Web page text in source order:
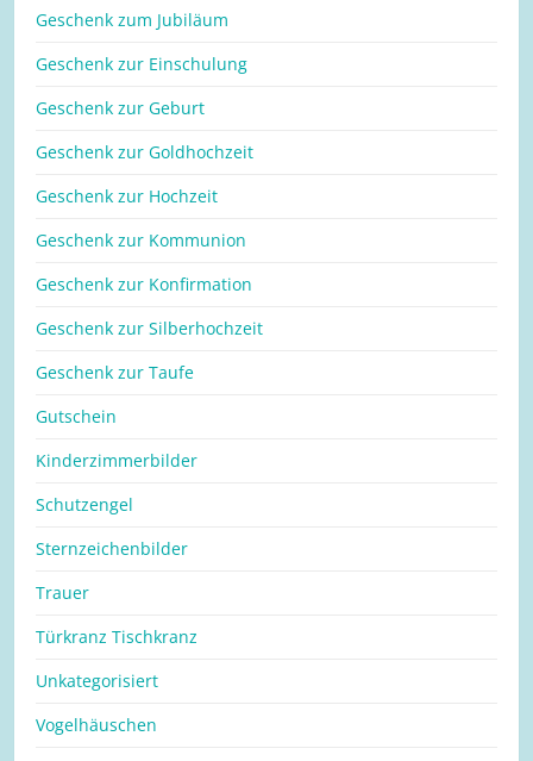
Geschenk zum Jubiläum
Geschenk zur Einschulung
Geschenk zur Geburt
Geschenk zur Goldhochzeit
Geschenk zur Hochzeit
Geschenk zur Kommunion
Geschenk zur Konfirmation
Geschenk zur Silberhochzeit
Geschenk zur Taufe
Gutschein
Kinderzimmerbilder
Schutzengel
Sternzeichenbilder
Trauer
Türkranz Tischkranz
Unkategorisiert
Vogelhäuschen